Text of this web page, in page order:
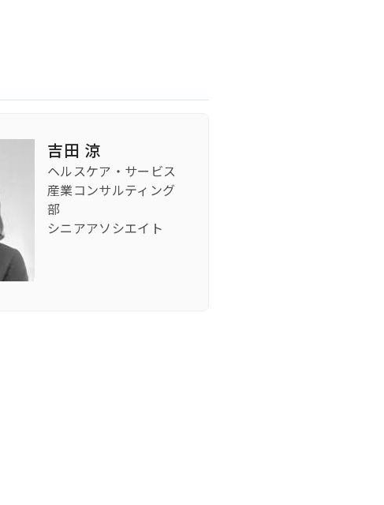
吉田 涼
ヘルスケア・サービス
産業コンサルティング
部
シニアアソシエイト